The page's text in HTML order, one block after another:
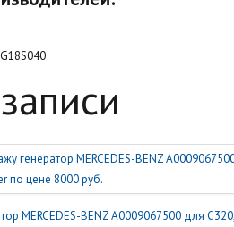
MERCEDES-BENZ A0009067500 для